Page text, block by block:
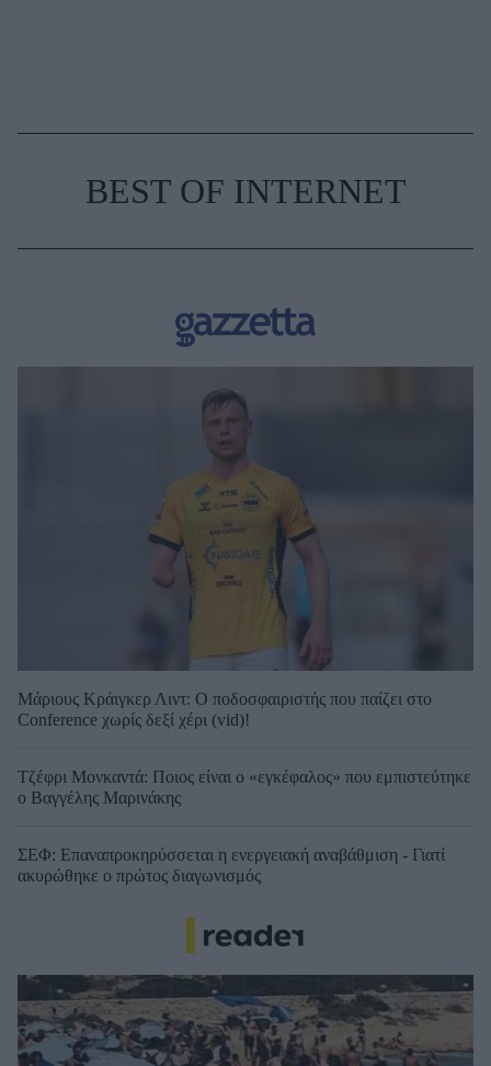
BEST OF INTERNET
Μάριους Κράιγκερ Λιντ: Ο ποδοσφαιριστής που παίζει στο
Conference χωρίς δεξί χέρι (vid)!
Τζέφρι Μονκαντά: Ποιος είναι ο «εγκέφαλος» που εμπιστεύτηκε
ο Βαγγέλης Μαρινάκης
ΣΕΦ: Επαναπροκηρύσσεται η ενεργειακή αναβάθμιση - Γιατί
ακυρώθηκε ο πρώτος διαγωνισμός